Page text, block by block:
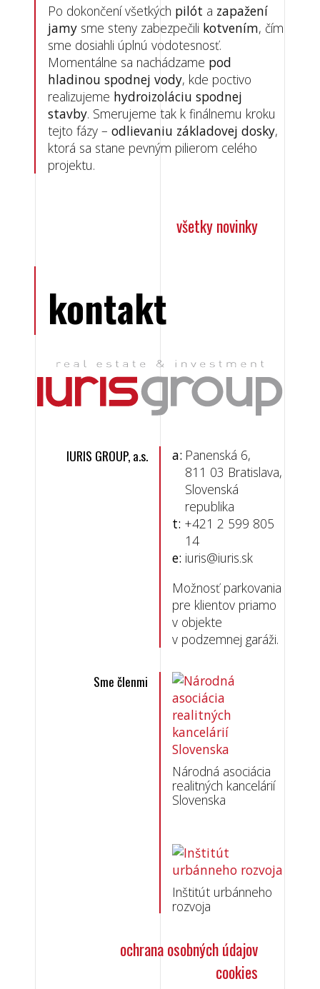
Po dokončení všetkých pilót a zapažení
jamysme steny zabezpečili kotvením, čím
sme dosiahli úplnú vodotesnosť.
Momentálne sa nachádzame pod
hladinou spodnej vody, kde poctivo
realizujeme hydroizoláciu spodnej
stavby. Smerujeme tak k finálnemu kroku
tejto fázy – odlievaniu základovej dosky,
ktorá sa stane pevným pilierom celého
projektu.
všetky novinky
kontakt
IURIS GROUP, a.s. a: Panenská 6,
811 03 Bratislava,
Slovenská
republika
t: +421 2 599 805
14
e: iuris@iuris.sk
Možnosť parkovania
pre klientov priamo
v objekte
v podzemnej garáži.
Sme členmi
Národná asociácia
realitných kancelárií
Slovenska
Inštitút urbánneho
rozvoja
ochrana osobných údajov
cookies